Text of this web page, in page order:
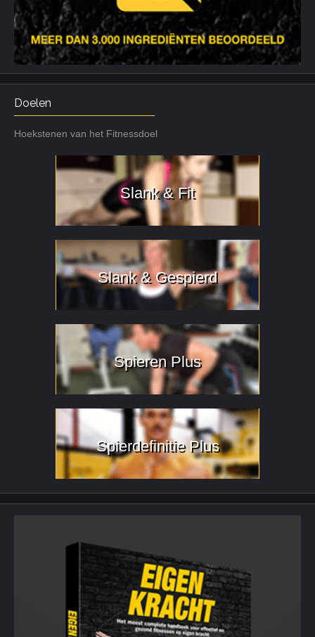
Doelen
Hoekstenen van het Fitnessdoel
Slank & Fit
Slank & Gespierd
Spieren Plus
Spierdefinitie Plus